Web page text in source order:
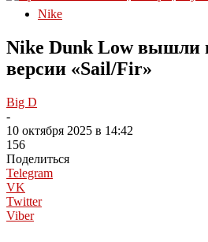
Nike
Nike Dunk Low вышли
версии «Sail/Fir»
Big D
-
10 октября 2025 в 14:42
156
Поделиться
Telegram
VK
Twitter
Viber